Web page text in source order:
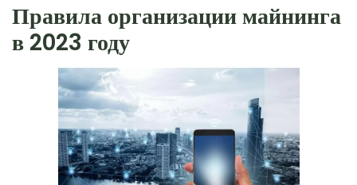
Правила организации майнинга
в 2023 году